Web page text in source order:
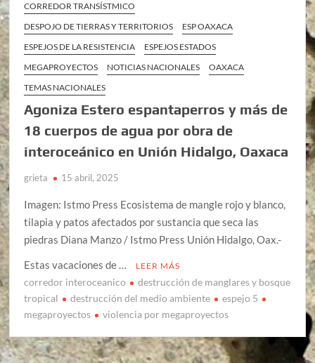
CORREDOR TRANSÍSTMICO
DESPOJO DE TIERRAS Y TERRITORIOS
ESP OAXACA
ESPEJOS DE LA RESISTENCIA
ESPEJOS ESTADOS
MEGAPROYECTOS
NOTICIAS NACIONALES
OAXACA
TEMAS NACIONALES
Agoniza Estero espantaperros y más de
18 cuerpos de agua por obra de
interoceánico en Unión Hidalgo, Oaxaca
grieta 15 abril, 2025
Imagen: Istmo Press Ecosistema de mangle rojo y blanco,
tilapia y patos afectados por sustancia que seca las
piedras Diana Manzo / Istmo Press Unión Hidalgo, Oax.-
Estas vacaciones de …
LEER MÁS
corredor interoceanico
destrucción de manglares y bosque
tropical
destrucción del medio ambiente
espejo 5
megaproyectos
violencia por megaproyectos